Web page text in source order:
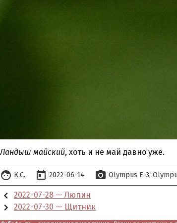
Ландыш майский, хоть и не май давно уже.
face К.С. today 2022-06-14 photo_camera Olympus E-3
chevron_left 2022-07-28 — Люпин
chevron_right 2022-07-30 — Щитник